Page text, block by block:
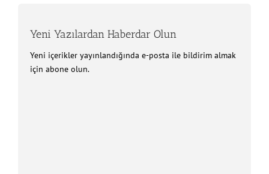
Yeni Yazılardan Haberdar Olun
Yeni içerikler yayınlandığında e-posta ile bildirim almak
için abone olun.